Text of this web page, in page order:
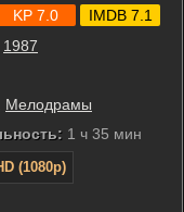
1987
Мелодрамы
1 ч 35 мин
(1080p)
KP 7.0 IMDB 7.1